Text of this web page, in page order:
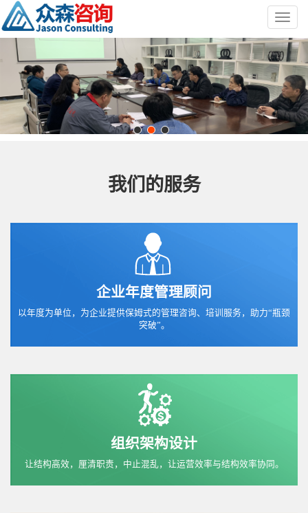
我们的服务
企业年度管理顾问
以年度为单位，为企业提供保姆式的管理咨询、培训服务，助力“瓶颈
突破”。
组织架构设计
让结构高效，厘清职责，中止混乱，让运营效率与结构效率协同。